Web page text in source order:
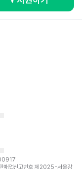
매업신고번호 제2025-서울강